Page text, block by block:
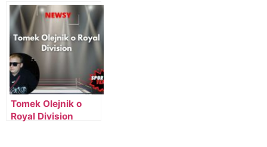
Universe
Tomek Olejnik o
Royal Division